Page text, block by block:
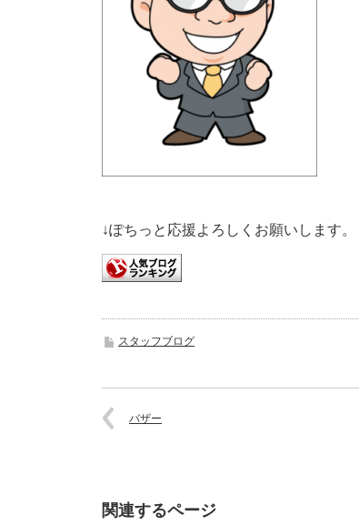
↓ぽちっと応援よろしくお願いします。
スタッフブログ
バザー
関連するページ